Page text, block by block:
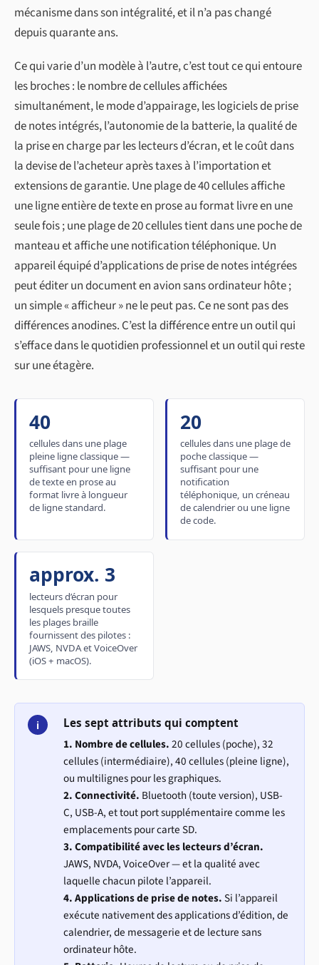
mécanisme dans son intégralité, et il n’a pas changé
depuis quarante ans.
Ce qui varie d’un modèle à l’autre, c’est tout ce qui entoure
les broches : le nombre de cellules affichées
simultanément, le mode d’appairage, les logiciels de prise
de notes intégrés, l’autonomie de la batterie, la qualité de
la prise en charge par les lecteurs d’écran, et le coût dans
la devise de l’acheteur après taxes à l’importation et
extensions de garantie. Une plage de 40 cellules affiche
une ligne entière de texte en prose au format livre en une
seule fois ; une plage de 20 cellules tient dans une poche de
manteau et affiche une notification téléphonique. Un
appareil équipé d’applications de prise de notes intégrées
peut éditer un document en avion sans ordinateur hôte ;
un simple « afficheur » ne le peut pas. Ce ne sont pas des
différences anodines. C’est la différence entre un outil qui
s’efface dans le quotidien professionnel et un outil qui reste
sur une étagère.
40
cellules dans une plage
pleine ligne classique —
suffisant pour une ligne
de texte en prose au
format livre à longueur
de ligne standard.
20
cellules dans une plage de
poche classique —
suffisant pour une
notification
téléphonique, un créneau
de calendrier ou une ligne
de code.
approx. 3
lecteurs d’écran pour
lesquels presque toutes
les plages braille
fournissent des pilotes :
JAWS, NVDA et VoiceOver
(iOS + macOS).
i Les sept attributs qui comptent
1. Nombre de cellules.20 cellules (poche), 32
cellules (intermédiaire), 40 cellules (pleine ligne),
ou multilignes pour les graphiques.
2. Connectivité. Bluetooth (toute version), USB-
C, USB-A, et tout port supplémentaire comme les
emplacements pour carte SD.
3. Compatibilité avec les lecteurs d’écran.
JAWS, NVDA, VoiceOver — et la qualité avec
laquelle chacun pilote l’appareil.
4. Applications de prise de notes.Si l’appareil
exécute nativement des applications d’édition, de
calendrier, de messagerie et de lecture sans
ordinateur hôte.